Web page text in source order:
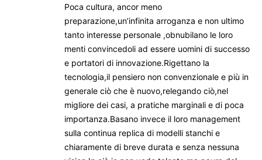
Poca cultura, ancor meno
preparazione,un’infinita arroganza e non ultimo
tanto interesse personale ,obnubilano le loro
menti convincedoli ad essere uomini di successo
e portatori di innovazione.Rigettano la
tecnologia,il pensiero non convenzionale e più in
generale ciò che è nuovo,relegando ciò,nel
migliore dei casi, a pratiche marginali e di poca
importanza.Basano invece il loro management
sulla continua replica di modelli stanchi e
chiaramente di breve durata e senza nessuna